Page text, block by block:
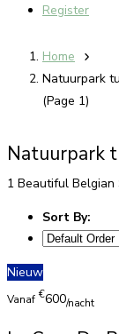
Register
Home
Natuurpark
(Page 1)
Natuurpark
1 Beautiful Belgian
Sort By:
Nieuw
Vanaf €600/nacht